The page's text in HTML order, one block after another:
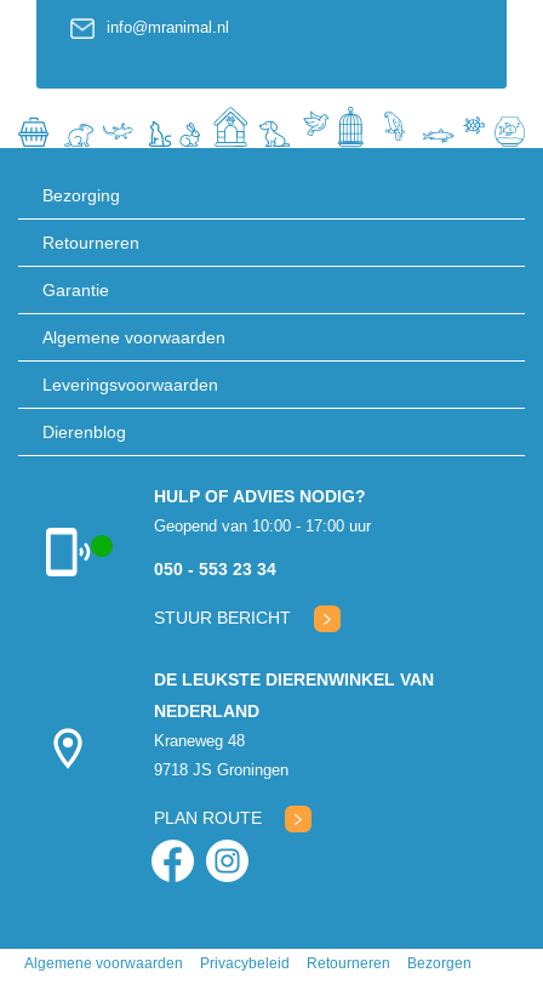
info@mranimal.nl
Bezorging
Retourneren
Garantie
Algemene voorwaarden
Leveringsvoorwaarden
Dierenblog
Klantenservice
HULP OF ADVIES NODIG?
Geopend van 10:00 - 17:00 uur
050 - 553 23 34
STUUR BERICHT
DE LEUKSTE DIERENWINKEL VAN
NEDERLAND
Kraneweg 48
9718 JS Groningen
PLAN ROUTE
Algemene voorwaarden Privacybeleid Retourneren Bezorgen